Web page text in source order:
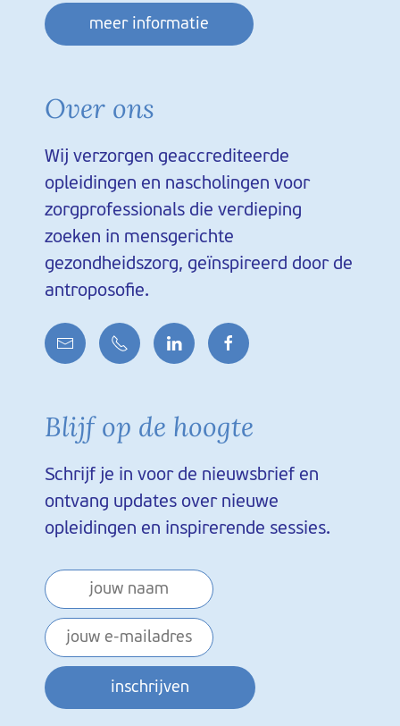
meer informatie
Over ons
Wij verzorgen geaccrediteerde
opleidingen en nascholingen voor
zorgprofessionals die verdieping
zoeken in mensgerichte
gezondheidszorg, geïnspireerd door de
antroposofie.
Blijf op de hoogte
Schrijf je in voor de nieuwsbrief en
ontvang updates over nieuwe
opleidingen en inspirerende sessies.
inschrijven